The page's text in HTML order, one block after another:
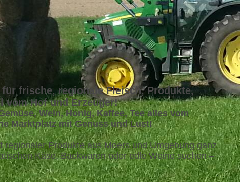
frische, regionale Fleisch, Produkte,
vom Hof und Erzeuger!
Wein, Honig, Kaffee, Tee alles vom
Marktplatz mit Genuss und Lust!
Produkte aus Moers und Umgebung ganz
Käse, Backwaren oder edle Weine suchen –